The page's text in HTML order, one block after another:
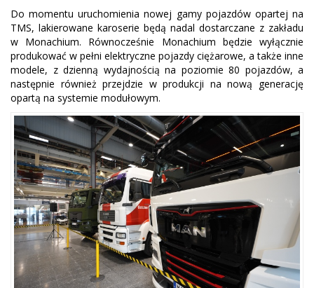
Do momentu uruchomienia nowej gamy pojazdów opartej na
TMS, lakierowane karoserie będą nadal dostarczane z zakładu
w Monachium. Równocześnie Monachium będzie wyłącznie
produkować w pełni elektryczne pojazdy ciężarowe, a także inne
modele, z dzienną wydajnością na poziomie 80 pojazdów, a
następnie również przejdzie w produkcji na nową generację
opartą na systemie modułowym.